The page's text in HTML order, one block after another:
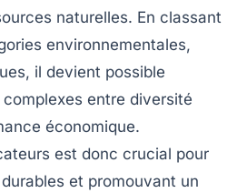
naturelles. En classant
environnementales,
il devient possible
complexes entre diversité
économique.
est donc crucial pour
et promouvant un